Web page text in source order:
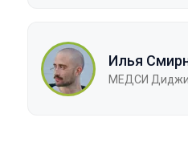
Илья
МЕДСИ